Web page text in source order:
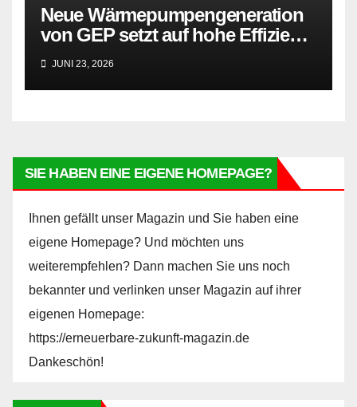
Neue Wärmepumpengeneration
von GEP setzt auf hohe Effizienz
und besonders leisen Betrieb
JUNI 23, 2026
SIE HABEN EINE EIGENE HOMEPAGE?
Ihnen gefällt unser Magazin und Sie haben eine
eigene Homepage? Und möchten uns
weiterempfehlen? Dann machen Sie uns noch
bekannter und verlinken unser Magazin auf ihrer
eigenen Homepage:
https://erneuerbare-zukunft-magazin.de
Dankeschön!